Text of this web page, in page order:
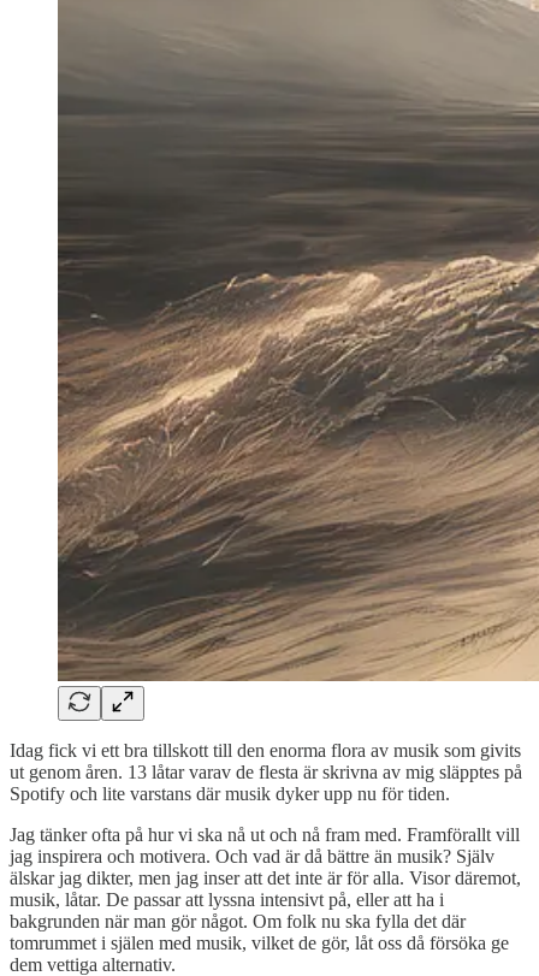
Idag fick vi ett bra tillskott till den enorma flora av musik som givits
ut genom åren. 13 låtar varav de flesta är skrivna av mig släpptes på
Spotify och lite varstans där musik dyker upp nu för tiden.
Jag tänker ofta på hur vi ska nå ut och nå fram med. Framförallt vill
jag inspirera och motivera. Och vad är då bättre än musik? Själv
älskar jag dikter, men jag inser att det inte är för alla. Visor däremot,
musik, låtar. De passar att lyssna intensivt på, eller att ha i
bakgrunden när man gör något. Om folk nu ska fylla det där
tomrummet i själen med musik, vilket de gör, låt oss då försöka ge
dem vettiga alternativ.